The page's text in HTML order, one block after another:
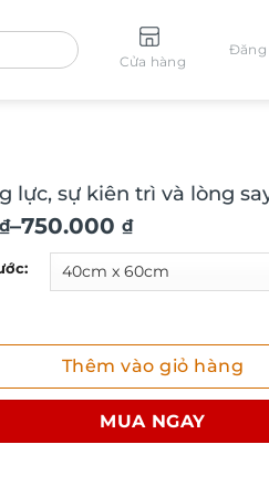
Cửa hàng
Đăng
lực, sự kiên trì và lòng
₫–750.000 ₫
sự kiên trì và lòng say mê
Thêm vào giỏ hàng
MUA NGAY